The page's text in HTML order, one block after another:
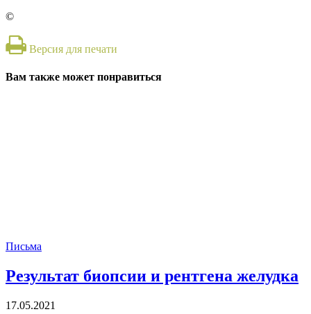
©
Версия для печати
Вам также может понравиться
Письма
Результат биопсии и рентгена желудка
17.05.2021